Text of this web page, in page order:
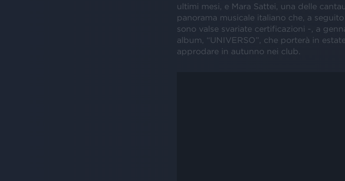
ultimi mesi, e Mara Sattei, una delle
panorama musicale italiano che, a
sono valse svariate certificazioni -, a
album, “UNIVERSO”, che porterà in
approdare in autunno nei club.